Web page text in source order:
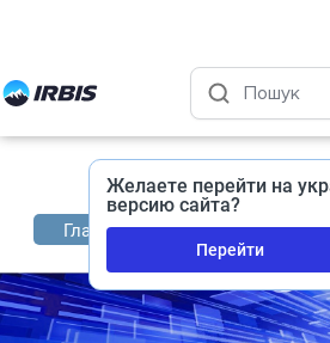
Желаете перейти на
версию сайта?
Перейти
Главная Новости